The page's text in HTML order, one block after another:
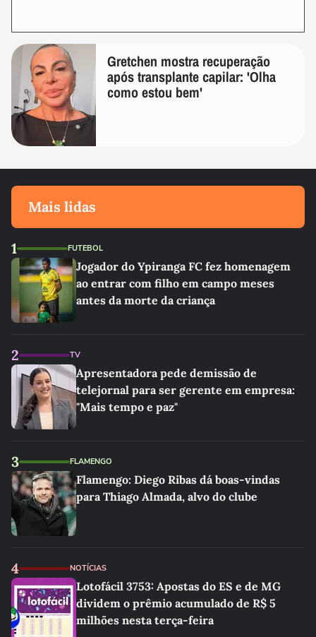
Gretchen mostra recuperação
após transplante capilar: 'Olha
como estou bem'
Mais lidas
1 FUTEBOL
Jogador do Ypiranga FC fez homenagem
ao entrar com filho em campo meses
antes da morte da criança
2 TV
Apresentadora pede demissão de
telejornal para ser gerente em empresa:
"Mais tempo e paz"
3 FLAMENGO
Flamengo: Diego Ribas dá boas-vindas
para Thiago Almada, alvo do clube
4 NOTÍCIAS
Lotofácil 3753: Apostas do ES e de MG
dividem o prêmio acumulado de R$ 5
milhões nesta terça-feira